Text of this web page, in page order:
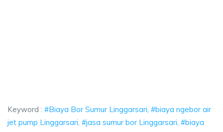
Keyword : #Biaya Bor Sumur Linggarsari, #biaya ngebor air
jet pump Linggarsari, #jasa sumur bor Linggarsari, #biaya